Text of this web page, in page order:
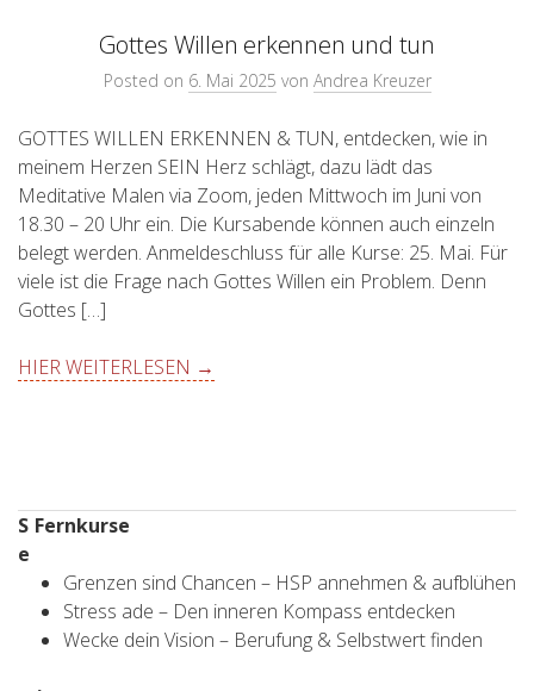
Gottes Willen erkennen und tun
Posted on 6. Mai 2025 von Andrea Kreuzer
GOTTES WILLEN ERKENNEN & TUN, entdecken, wie in
meinem Herzen SEIN Herz schlägt, dazu lädt das
Meditative Malen via Zoom, jeden Mittwoch im Juni von
18.30 – 20 Uhr ein. Die Kursabende können auch einzeln
belegt werden. Anmeldeschluss für alle Kurse: 25. Mai. Für
viele ist die Frage nach Gottes Willen ein Problem. Denn
Gottes […]
HIER WEITERLESEN →
Fernkurse
Grenzen sind Chancen – HSP annehmen & aufblühen
Stress ade – Den inneren Kompass entdecken
Wecke dein Vision – Berufung & Selbstwert finden
S
e